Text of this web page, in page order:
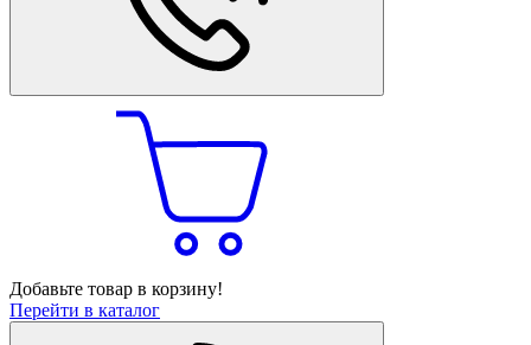
Добавьте товар в корзину!
Перейти в каталог